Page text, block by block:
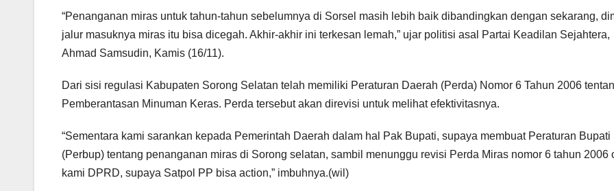
“Penanganan miras untuk tahun-tahun sebelumnya di Sorsel masih lebih baik dibandingkan dengan sekarang,
jalur masuknya miras itu bisa dicegah. Akhir-akhir ini terkesan lemah,” ujar politisi asal Partai Keadilan Sejahtera,
Ahmad Samsudin, Kamis (16/11).
Dari sisi regulasi Kabupaten Sorong Selatan telah memiliki Peraturan Daerah (Perda) Nomor 6 Tahun 2006
Pemberantasan Minuman Keras. Perda tersebut akan direvisi untuk melihat efektivitasnya.
“Sementara kami sarankan kepada Pemerintah Daerah dalam hal Pak Bupati, supaya membuat Peraturan Bupati
(Perbup) tentang penanganan miras di Sorong selatan, sambil menunggu revisi Perda Miras nomor 6 tahun 2006
kami DPRD, supaya Satpol PP bisa action,” imbuhnya.(wil)